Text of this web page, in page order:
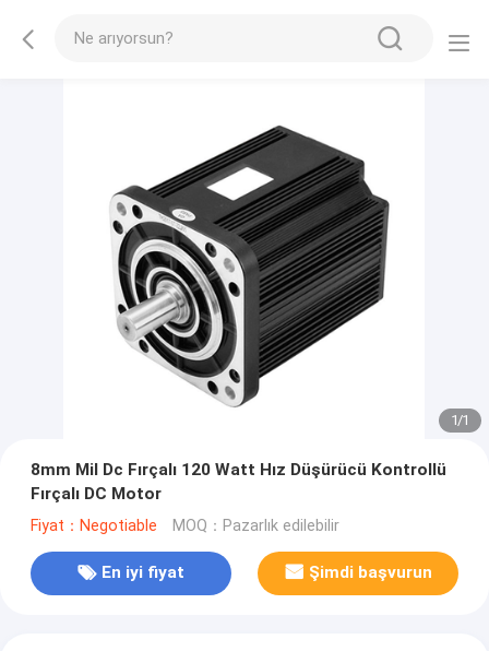
1/1
8mm Mil Dc Fırçalı 120 Watt Hız Düşürücü Kontrollü
Fırçalı DC Motor
Fiyat：Negotiable MOQ：Pazarlık edilebilir
En iyi fiyat Şimdi başvurun